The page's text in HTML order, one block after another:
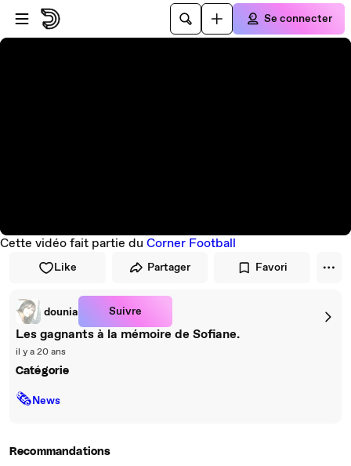
Passer au player
Passer au contenu principal
Se connecter
Cette vidéo fait partie du Corner Football
Like Partager Favori
dounia Suivre
Les gagnants à la mémoire de Sofiane.
il y a 20 ans
Catégorie
🗞News
Recommandations